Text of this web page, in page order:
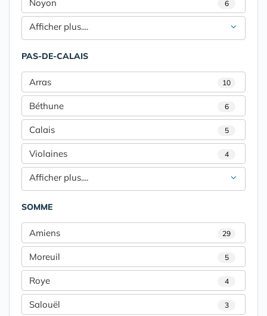
Noyon 6
Afficher plus....
PAS-DE-CALAIS
Arras 10
Béthune 6
Calais 5
Violaines 4
Afficher plus....
SOMME
Amiens 29
Moreuil 5
Roye 4
Salouël 3